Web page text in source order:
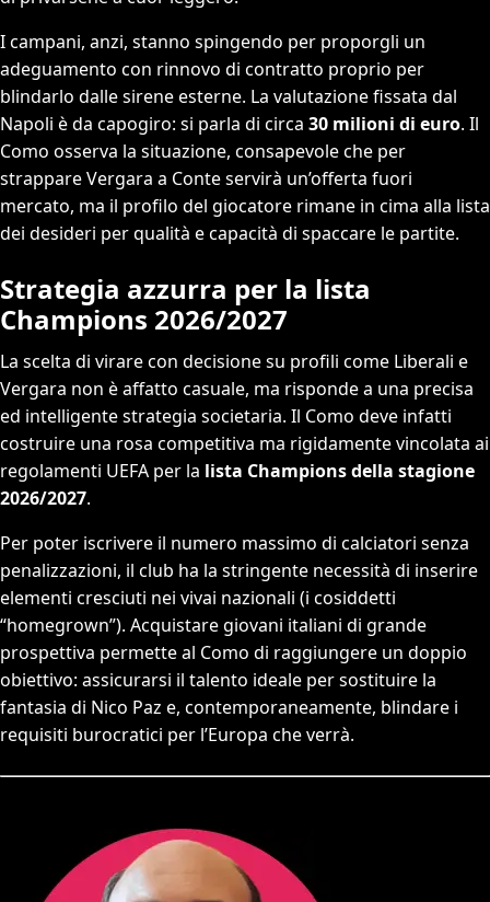
I campani, anzi, stanno spingendo per proporgli un
adeguamento con rinnovo di contratto proprio per
blindarlo dalle sirene esterne. La valutazione fissata dal
Napoli è da capogiro: si parla di circa 30 milioni di euro. Il
Como osserva la situazione, consapevole che per
strappare Vergara a Conte servirà un’offerta fuori
mercato, ma il profilo del giocatore rimane in cima alla lista
dei desideri per qualità e capacità di spaccare le partite.
Strategia azzurra per la lista
Champions 2026/2027
La scelta di virare con decisione su profili come Liberali e
Vergara non è affatto casuale, ma risponde a una precisa
ed intelligente strategia societaria. Il Como deve infatti
costruire una rosa competitiva ma rigidamente vincolata ai
regolamenti UEFA per la lista Champions della stagione
2026/2027.
Per poter iscrivere il numero massimo di calciatori senza
penalizzazioni, il club ha la stringente necessità di inserire
elementi cresciuti nei vivai nazionali (i cosiddetti
“homegrown”). Acquistare giovani italiani di grande
prospettiva permette al Como di raggiungere un doppio
obiettivo: assicurarsi il talento ideale per sostituire la
fantasia di Nico Paz e, contemporaneamente, blindare i
requisiti burocratici per l’Europa che verrà.